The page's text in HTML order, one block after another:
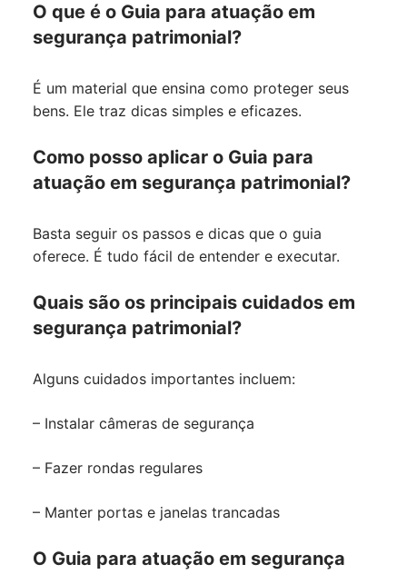
O que é o Guia para atuação em
segurança patrimonial?
É um material que ensina como proteger seus
bens. Ele traz dicas simples e eficazes.
Como posso aplicar o Guia para
atuação em segurança patrimonial?
Basta seguir os passos e dicas que o guia
oferece. É tudo fácil de entender e executar.
Quais são os principais cuidados em
segurança patrimonial?
Alguns cuidados importantes incluem:
– Instalar câmeras de segurança
– Fazer rondas regulares
– Manter portas e janelas trancadas
O Guia para atuação em segurança